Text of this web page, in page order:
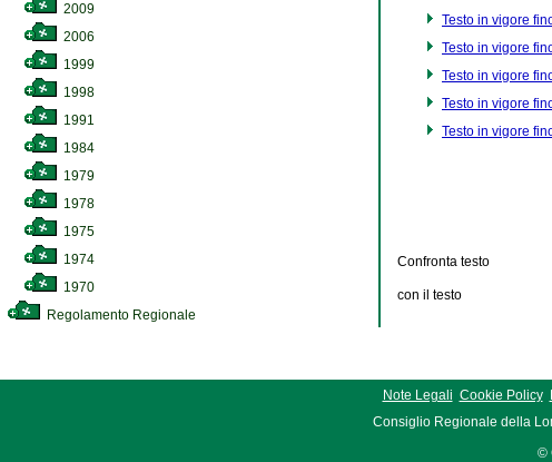
2009
2006
1999
1998
1991
1984
1979
1978
1975
1974
1970
Regolamento Regionale
Testo in vigore
Testo in vigore
Testo in vigore
Testo in vigore
Testo in vigore
Confronta testo
con il testo
Note Legali Cookie Policy
Consiglio Regionale della
©